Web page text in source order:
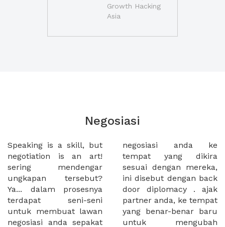
Growth Hacking
Asia
Negosiasi
Speaking is a skill, but
negotiation is an art!
sering mendengar
ungkapan tersebut?
Ya... dalam prosesnya
terdapat seni-seni
untuk membuat lawan
negosiasi anda sepakat
negosiasi anda ke
tempat yang dikira
sesuai dengan mereka,
ini disebut dengan back
door diplomacy . ajak
partner anda, ke tempat
yang benar-benar baru
untuk mengubah